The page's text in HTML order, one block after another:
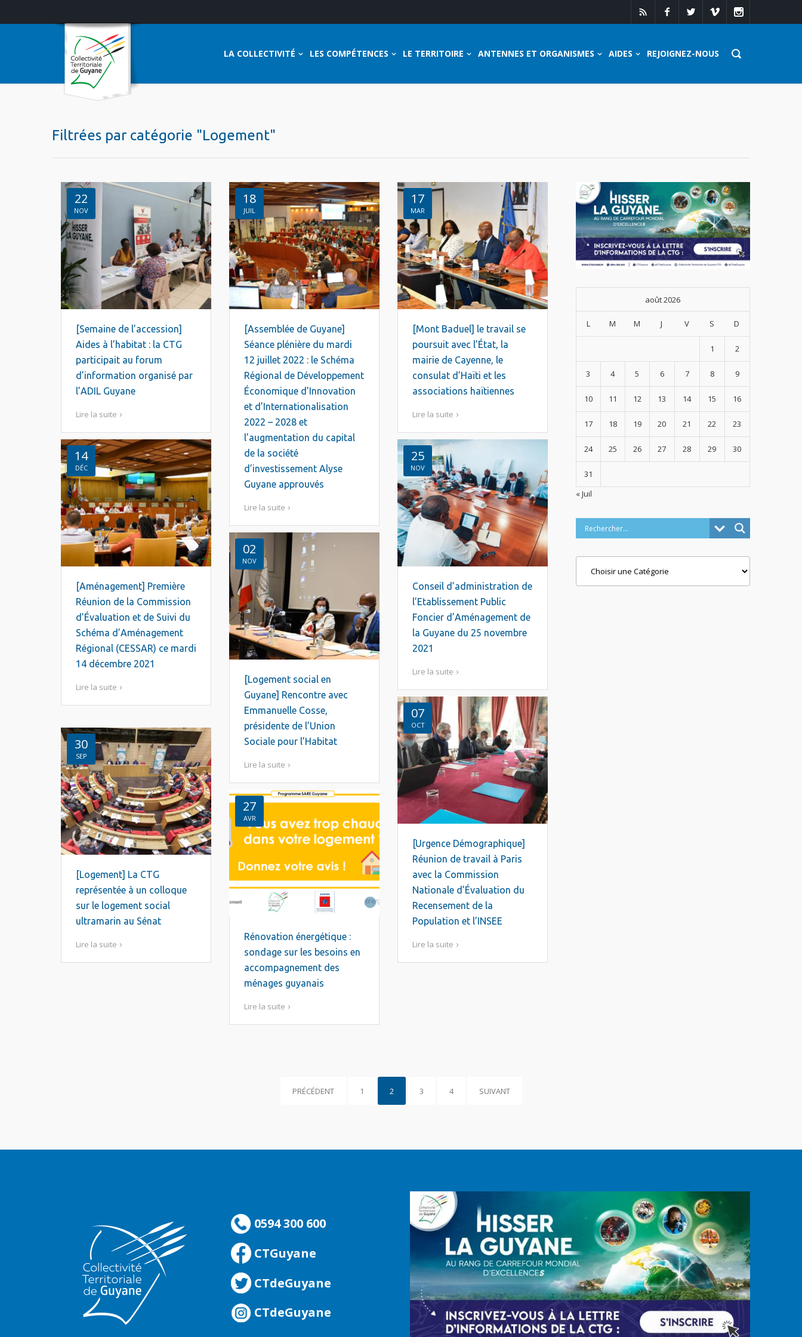
LA COLLECTIVITÉ LES COMPÉTENCES LE TERRITOIRE ANTENNES ET ORGANISMES AIDES REJOIGNEZ-NOUS
Filtrées par catégorie "Logement"
22
NOV
[Semaine de l’accession]
Aides à l’habitat : la CTG
participait au forum
d’information organisé par
l’ADIL Guyane
Lire la suite
18
JUIL
[Assemblée de Guyane]
Séance plénière du mardi
12 juillet 2022 : le Schéma
Régional de Développement
Économique d’Innovation
et d’Internationalisation
2022 – 2028 et
l’augmentation du capital
de la société
d’investissement Alyse
Guyane approuvés
Lire la suite
17
MAR
[Mont Baduel] le travail se
poursuit avec l’État, la
mairie de Cayenne, le
consulat d’Haïti et les
associations haïtiennes
Lire la suite
14
DÉC
[Aménagement] Première
Réunion de la Commission
d’Évaluation et de Suivi du
Schéma d’Aménagement
Régional (CESSAR) ce mardi
14 décembre 2021
Lire la suite
25
NOV
Conseil d’administration de
l’Etablissement Public
Foncier d’Aménagement de
la Guyane du 25 novembre
2021
Lire la suite
02
NOV
[Logement social en
Guyane] Rencontre avec
Emmanuelle Cosse,
présidente de l’Union
Sociale pour l’Habitat
Lire la suite
07
OCT
[Urgence Démographique]
Réunion de travail à Paris
avec la Commission
Nationale d’Évaluation du
Recensement de la
Population et l’INSEE
Lire la suite
30
SEP
[Logement] La CTG
représentée à un colloque
sur le logement social
ultramarin au Sénat
Lire la suite
27
AVR
Rénovation énergétique :
sondage sur les besoins en
accompagnement des
ménages guyanais
Lire la suite
août 2026
L M M J V S D
1 2
3 4 5 6 7 8 9
10 11 12 13 14 15 16
17 18 19 20 21 22 23
24 25 26 27 28 29 30
31
« Juil
PRÉCÉDENT 1 2 3 4 SUIVANT
0594 300 600
CTGuyane
CTdeGuyane
CTdeGuyane